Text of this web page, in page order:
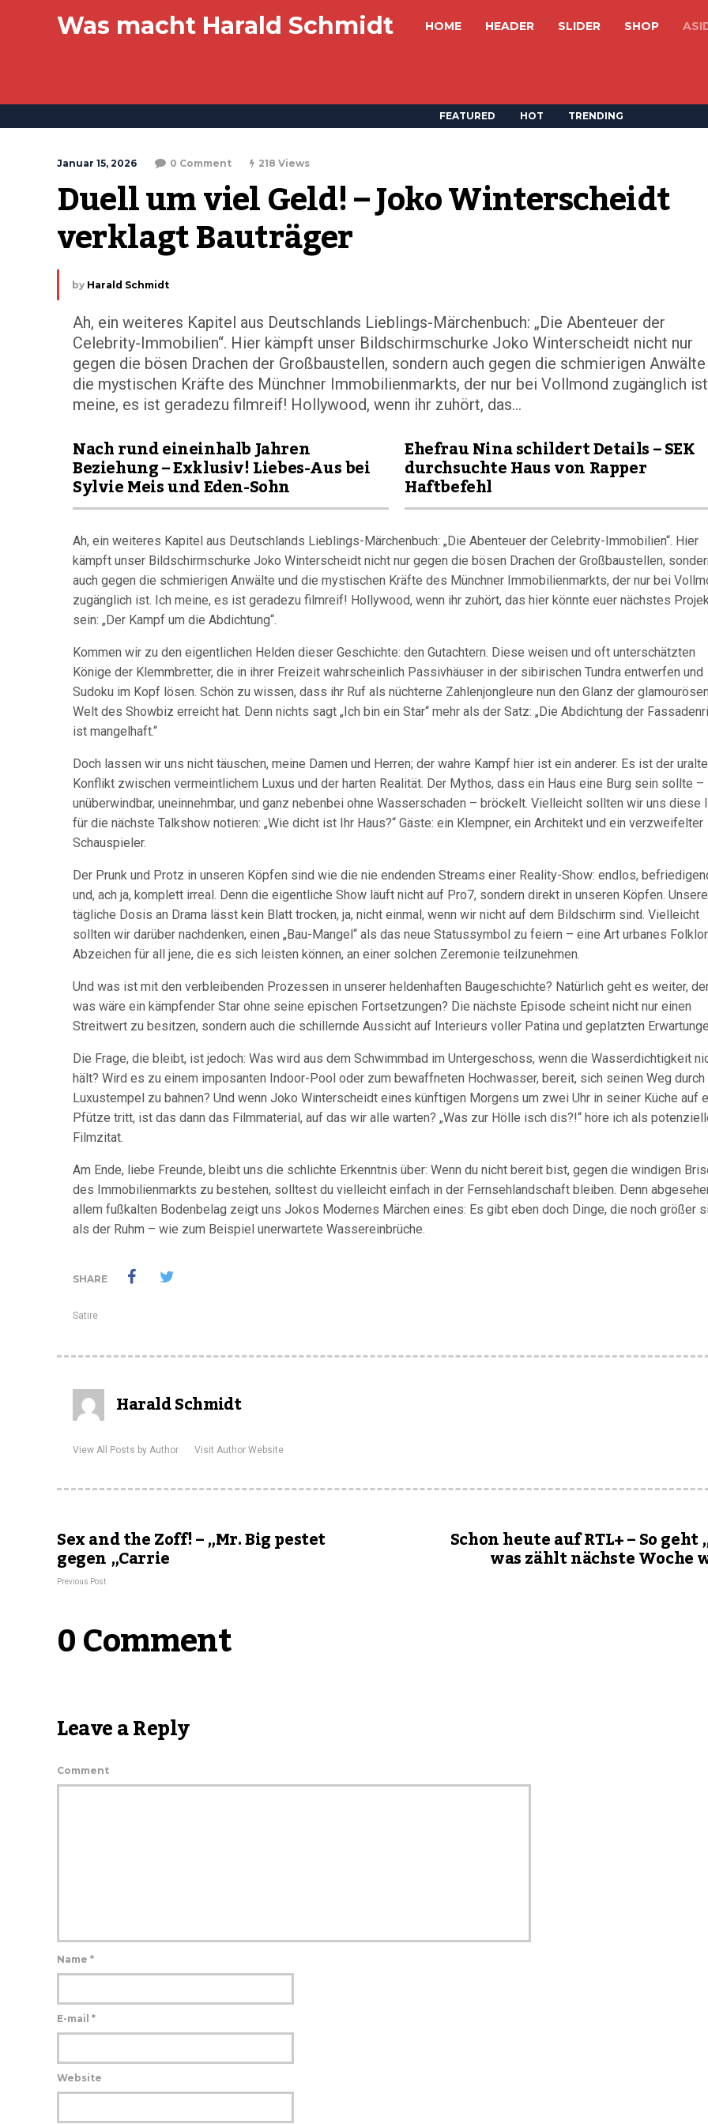
Was macht Harald Schmidt HOME HEADER SLIDER SHOP
FEATURED HOT TRENDING
Januar 15, 2026 0 Comment 218 Views
Duell um viel Geld! – Joko Winterscheidt
verklagt Bauträger
by Harald Schmidt
Ah, ein weiteres Kapitel aus Deutschlands Lieblings-Märchenbuch: „Die Abenteuer der
Celebrity-Immobilien“. Hier kämpft unser Bildschirmschurke Joko Winterscheidt nicht nur
gegen die bösen Drachen der Großbaustellen, sondern auch gegen die schmierigen Anwälte
die mystischen Kräfte des Münchner Immobilienmarkts, der nur bei Vollmond zugänglich
meine, es ist geradezu filmreif! Hollywood, wenn ihr zuhört, das...
Nach rund eineinhalb Jahren
Beziehung – Exklusiv! Liebes-Aus bei
Sylvie Meis und Eden-Sohn
Ehefrau Nina schildert Details – SEK
durchsuchte Haus von Rapper
Haftbefehl
Ah, ein weiteres Kapitel aus Deutschlands Lieblings-Märchenbuch: „Die Abenteuer der Celebrity-Immobilien“. Hier
kämpft unser Bildschirmschurke Joko Winterscheidt nicht nur gegen die bösen Drachen der Großbaustellen,
auch gegen die schmierigen Anwälte und die mystischen Kräfte des Münchner Immobilienmarkts, der nur bei
zugänglich ist. Ich meine, es ist geradezu filmreif! Hollywood, wenn ihr zuhört, das hier könnte euer nächstes
sein: „Der Kampf um die Abdichtung“.
Kommen wir zu den eigentlichen Helden dieser Geschichte: den Gutachtern. Diese weisen und oft unterschätzten
Könige der Klemmbretter, die in ihrer Freizeit wahrscheinlich Passivhäuser in der sibirischen Tundra entwerfen und
Sudoku im Kopf lösen. Schön zu wissen, dass ihr Ruf als nüchterne Zahlenjongleure nun den Glanz der glamourösen
Welt des Showbiz erreicht hat. Denn nichts sagt „Ich bin ein Star“ mehr als der Satz: „Die Abdichtung der
ist mangelhaft.“
Doch lassen wir uns nicht täuschen, meine Damen und Herren; der wahre Kampf hier ist ein anderer. Es ist der uralte
Konflikt zwischen vermeintlichem Luxus und der harten Realität. Der Mythos, dass ein Haus eine Burg sein sollte –
unüberwindbar, uneinnehmbar, und ganz nebenbei ohne Wasserschaden – bröckelt. Vielleicht sollten wir uns diese
für die nächste Talkshow notieren: „Wie dicht ist Ihr Haus?“ Gäste: ein Klempner, ein Architekt und ein verzweifelter
Schauspieler.
Der Prunk und Protz in unseren Köpfen sind wie die nie endenden Streams einer Reality-Show: endlos,
und, ach ja, komplett irreal. Denn die eigentliche Show läuft nicht auf Pro7, sondern direkt in unseren Köpfen. Unsere
tägliche Dosis an Drama lässt kein Blatt trocken, ja, nicht einmal, wenn wir nicht auf dem Bildschirm sind. Vielleicht
sollten wir darüber nachdenken, einen „Bau-Mangel“ als das neue Statussymbol zu feiern – eine Art urbanes
Abzeichen für all jene, die es sich leisten können, an einer solchen Zeremonie teilzunehmen.
Und was ist mit den verbleibenden Prozessen in unserer heldenhaften Baugeschichte? Natürlich geht es weiter,
was wäre ein kämpfender Star ohne seine epischen Fortsetzungen? Die nächste Episode scheint nicht nur einen
Streitwert zu besitzen, sondern auch die schillernde Aussicht auf Interieurs voller Patina und geplatzten
Die Frage, die bleibt, ist jedoch: Was wird aus dem Schwimmbad im Untergeschoss, wenn die Wasserdichtigkeit
hält? Wird es zu einem imposanten Indoor-Pool oder zum bewaffneten Hochwasser, bereit, sich seinen Weg durch
Luxustempel zu bahnen? Und wenn Joko Winterscheidt eines künftigen Morgens um zwei Uhr in seiner Küche auf
Pfütze tritt, ist das dann das Filmmaterial, auf das wir alle warten? „Was zur Hölle isch dis?!“ höre ich als
Filmzitat.
Am Ende, liebe Freunde, bleibt uns die schlichte Erkenntnis über: Wenn du nicht bereit bist, gegen die windigen
des Immobilienmarkts zu bestehen, solltest du vielleicht einfach in der Fernsehlandschaft bleiben. Denn
allem fußkalten Bodenbelag zeigt uns Jokos Modernes Märchen eines: Es gibt eben doch Dinge, die noch größer
als der Ruhm – wie zum Beispiel unerwartete Wassereinbrüche.
SHARE
Satire
Harald Schmidt
View All Posts by Author Visit Author Website
Sex and the Zoff! – „Mr. Big pestet
gegen „Carrie
Previous Post
Schon heute auf RTL+ – So geht
was zählt nächste Woche
0 Comment
Leave a Reply
Comment
Name *
E-mail *
Website